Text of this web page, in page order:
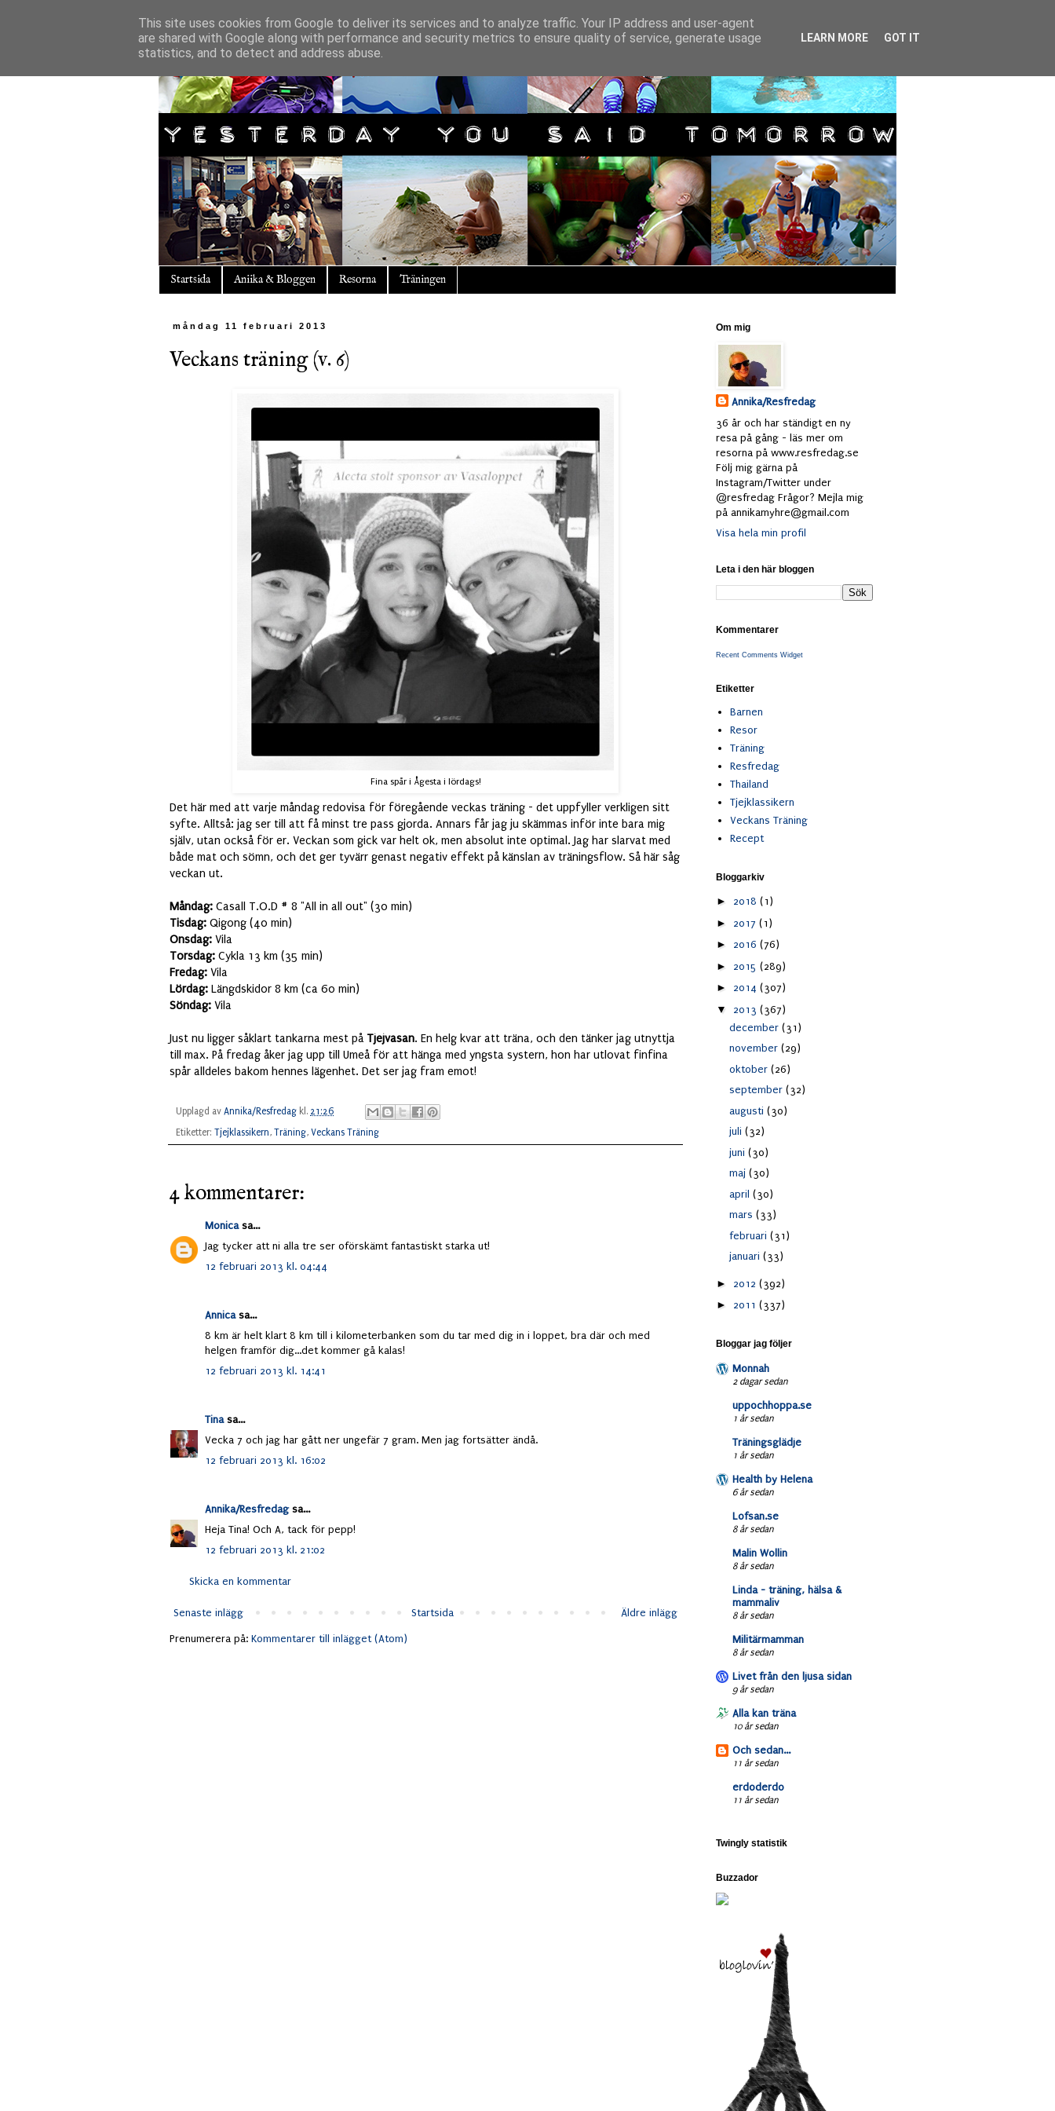
Startsida Aniika & Bloggen Resorna Träningen
måndag 11 februari 2013
Veckans träning (v. 6)
Fina spår i Ågesta i lördags!
Det här med att varje måndag redovisa för föregående veckas träning - det uppfyller verkligen sitt
syfte. Alltså: jag ser till att få minst tre pass gjorda. Annars får jag ju skämmas inför inte bara mig
själv, utan också för er. Veckan som gick var helt ok, men absolut inte optimal. Jag har slarvat med
både mat och sömn, och det ger tyvärr genast negativ effekt på känslan av träningsflow. Så här såg
veckan ut.
Måndag: Casall T.O.D # 8 "All in all out" (30 min)
Tisdag: Qigong (40 min)
Onsdag: Vila
Torsdag: Cykla 13 km (35 min)
Fredag: Vila
Lördag: Längdskidor 8 km (ca 60 min)
Söndag: Vila
Just nu ligger såklart tankarna mest på Tjejvasan. En helg kvar att träna, och den tänker jag utnyttja
till max. På fredag åker jag upp till Umeå för att hänga med yngsta systern, hon har utlovat finfina
spår alldeles bakom hennes lägenhet. Det ser jag fram emot!
Upplagd av Annika/Resfredag kl. 21:26
Etiketter: Tjejklassikern, Träning, Veckans Träning
4 kommentarer:
Monicasa...
Jag tycker att ni alla tre ser oförskämt fantastiskt starka ut!
12 februari 2013 kl. 04:44
Annicasa...
8 km är helt klart 8 km till i kilometerbanken som du tar med dig in i loppet, bra där och med
helgen framför dig...det kommer gå kalas!
12 februari 2013 kl. 14:41
Tinasa...
Vecka 7 och jag har gått ner ungefär 7 gram. Men jag fortsätter ändå.
12 februari 2013 kl. 16:02
Annika/Resfredagsa...
Heja Tina! Och A, tack för pepp!
12 februari 2013 kl. 21:02
Skicka en kommentar
Senaste inlägg Äldre inlägg
Startsida
Prenumerera på: Kommentarer till inlägget (Atom)
Om mig
Annika/Resfredag
36 år och har ständigt en ny
resa på gång - läs mer om
resorna på www.resfredag.se
Följ mig gärna på
Instagram/Twitter under
@resfredag Frågor? Mejla mig
på annikamyhre@gmail.com
Visa hela min profil
Leta i den här bloggen
Kommentarer
Recent Comments Widget
Etiketter
Barnen
Resor
Träning
Resfredag
Thailand
Tjejklassikern
Veckans Träning
Recept
Bloggarkiv
► 2018 (1)
► 2017 (1)
► 2016 (76)
► 2015 (289)
► 2014 (307)
▼ 2013 (367)
december (31)
november (29)
oktober (26)
september (32)
augusti (30)
juli (32)
juni (30)
maj (30)
april (30)
mars (33)
februari (31)
januari (33)
► 2012 (392)
► 2011 (337)
Bloggar jag följer
Monnah
2 dagar sedan
uppochhoppa.se
1 år sedan
Träningsglädje
1 år sedan
Health by Helena
6 år sedan
Lofsan.se
8 år sedan
Malin Wollin
8 år sedan
Linda - träning, hälsa &
mammaliv
8 år sedan
Militärmamman
8 år sedan
Livet från den ljusa sidan
9 år sedan
Alla kan träna
10 år sedan
Och sedan...
11 år sedan
erdoderdo
11 år sedan
Twingly statistik
Buzzador
This site uses cookies from Google to deliver its services and to analyze traffic. Your IP address and user-agent
are shared with Google along with performance and security metrics to ensure quality of service, generate usage
statistics, and to detect and address abuse.
LEARN MORE GOT IT